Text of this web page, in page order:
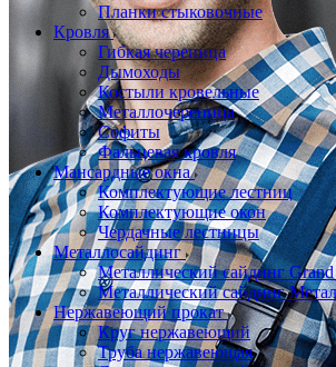
Планки стыковочные
Кровля
Гибкая черепица
Дымоходы
Костыли кровельные
Металлочерепица
Софиты
Фальцевая кровля
Мансардные окна
Комплектующие лестниц
Комплектующие окон
Чердачные лестницы
Металлосайдинг
Металлический сайдинг
Металлический сайдинг
Нержавеющий прокат
Круг нержавеющий
Труба нержавеющая